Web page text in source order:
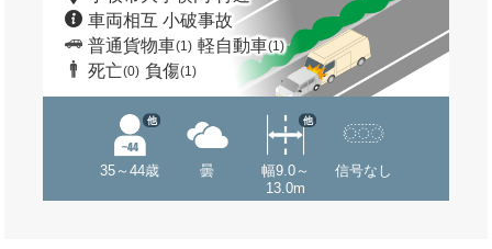
車両相互 小破事故
普通貨物車(1) 軽自動車(1)
死亡(0) 負傷(1)
35～44歳
他
曇
幅9.0～
13.0m
他
信号なし